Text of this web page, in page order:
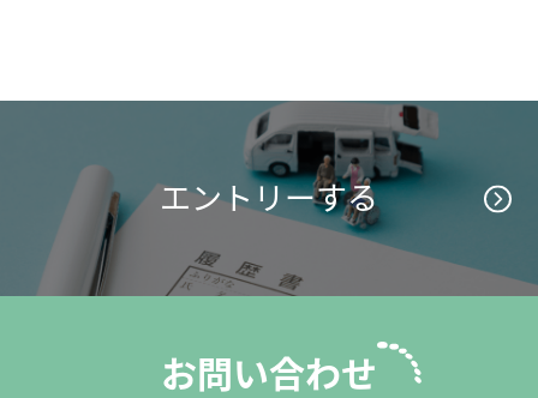
エントリーする
お問い合わせ